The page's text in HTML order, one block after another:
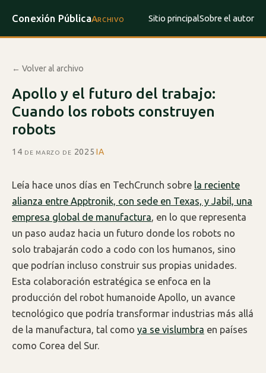
Conexión PúblicaArchivo Sitio principalSobre el autor
← Volver al archivo
Apollo y el futuro del trabajo:
Cuando los robots construyen
robots
14 de marzo de 2025·IA
Leía hace unos días en TechCrunch sobre la reciente
alianza entre Apptronik, con sede en Texas, y Jabil, una
empresa global de manufactura, en lo que representa
un paso audaz hacia un futuro donde los robots no
solo trabajarán codo a codo con los humanos, sino
que podrían incluso construir sus propias unidades.
Esta colaboración estratégica se enfoca en la
producción del robot humanoide Apollo, un avance
tecnológico que podría transformar industrias más allá
de la manufactura, tal como ya se vislumbra en países
como Corea del Sur.